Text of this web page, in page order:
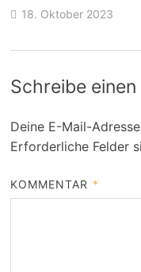
18. Oktober 2023
Schreibe
Deine E-Mail-
Erforderliche Felder
KOMMENTAR *